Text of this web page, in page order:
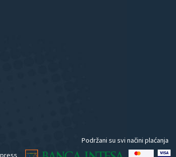
Podržani su svi načini plaćanja